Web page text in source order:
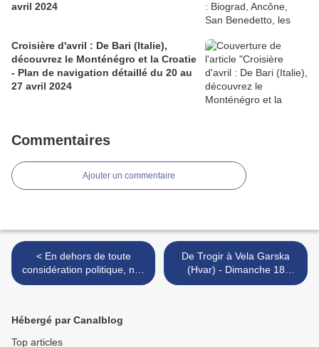
avril 2024
Croisière d'avril : De Bari (Italie),
découvrez le Monténégro et la Croatie
- Plan de navigation détaillé du 20 au
27 avril 2024
Commentaires
Ajouter un commentaire
< En dehors de toute
considération politique, nos
vœux vont à Joe Biden -
De Trogir à Vela Garska
(Hvar) - Dimanche 18
octobre 2020 - Training
Hébergé par Canalblog
Top articles